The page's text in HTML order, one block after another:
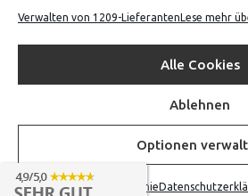
Verwalten von 1209-LieferantenLese mehr
Alle Cookies
Ablehnen
Optionen
Cookie-Richtlinie
VON TILING© 2016-
NACH OBEN